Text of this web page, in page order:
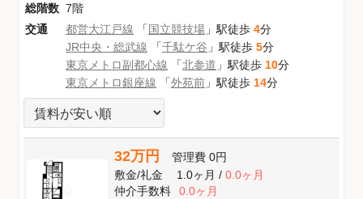
総階数 7階
交通
都営大江戸線 「国立競技場 」駅徒歩 4分
JR中央・総武線 「千駄ケ谷 」駅徒歩 5分
東京メトロ副都心線 「北参道 」駅徒歩 10分
東京メトロ銀座線 「外苑前 」駅徒歩 14分
32万円 管理費 0円
敷金/礼金 1.0ヶ月/ 0.0ヶ月
仲介手数料
0.0ヶ月